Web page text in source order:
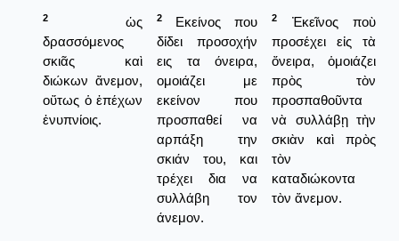
2
ὡς
δρασσόμενος
σκιᾶς καὶ
διώκων ἄνεμον,
οὕτως ὁ ἐπέχων
ἐνυπνίοις.
2
Εκείνος που
δίδει προσοχήν
εις τα όνειρα,
ομοιάζει με
εκείνον που
προσπαθεί να
αρπάξη την
σκιάν του, και
τρέχει δια να
συλλάβη τον
άνεμον.
2
Ἐκεῖνος ποὺ
προσέχει εἰς τὰ
ὄνειρα, ὁμοιάζει
πρὸς τὸν
προσπαθοῦντα
νὰ συλλάβῃ τὴν
σκιὰν καὶ πρὸς
τὸν
καταδιώκοντα
τὸν ἄνεμον.